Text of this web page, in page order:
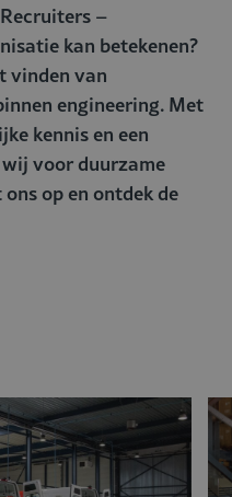
–
kan betekenen?
vinden van
engineering. Met
kennis en een
voor duurzame
op en ontdek de